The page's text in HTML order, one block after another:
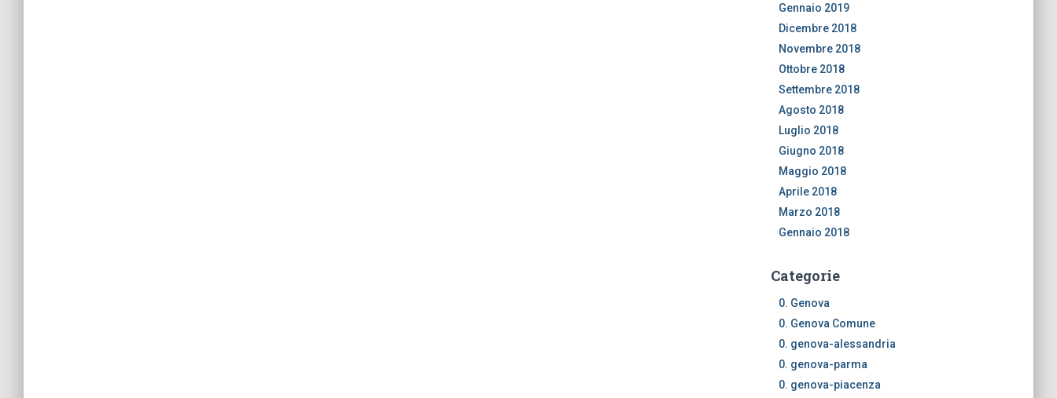
Gennaio 2019
Dicembre 2018
Novembre 2018
Ottobre 2018
Settembre 2018
Agosto 2018
Luglio 2018
Giugno 2018
Maggio 2018
Aprile 2018
Marzo 2018
Gennaio 2018
Categorie
0. Genova
0. Genova Comune
0. genova-alessandria
0. genova-parma
0. genova-piacenza